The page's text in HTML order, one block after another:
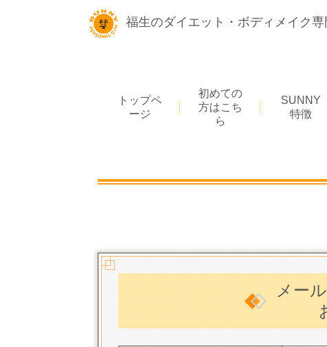
福生のダイエット・ボディメイク
トップペ
ージ
初めての
方はこち
ら
SUNNY
特徴
メー